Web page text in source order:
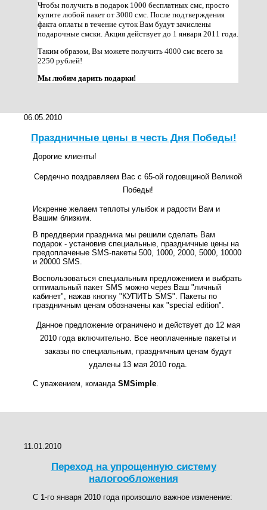
Чтобы получить в подарок 1000 бесплатных смс, просто
купите любой пакет от 3000 смс. После подтверждения
факта оплаты в течение суток Вам будут зачислены
подарочные смски. Акция действует до 1 января 2011 года.
Таким образом, Вы можете получить 4000 смс всего за
2250 рублей!
Мы любим дарить подарки!
06.05.2010
Праздничные цены в честь Дня Победы!
Дорогие клиенты!
Сердечно поздравляем Вас с 65-ой годовщиной Великой
Победы!
Искренне желаем теплоты улыбок и радости Вам и
Вашим близким.
В преддверии праздника мы решили сделать Вам
подарок - установив специальные, праздничные цены на
предоплаченые SMS-пакеты 500, 1000, 2000, 5000, 10000
и 20000 SMS.
Воспользоваться специальным предложением и выбрать
оптимальный пакет SMS можно через Ваш "личный
кабинет", нажав кнопку "КУПИТЬ SMS". Пакеты по
праздничным ценам обозначены как "special edition".
Данное предложение ограничено и действует до 12 мая
2010 года включительно. Все неоплаченные пакеты и
заказы по специальным, праздничным ценам будут
удалены 13 мая 2010 года.
С уважением, команда SMSimple
11.01.2010
Переход на упрощенную систему
налогообложения
С 1-го января 2010 года произошло важное изменение: